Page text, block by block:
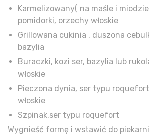
Karmelizowany( na maśle i miodzie
pomidorki, orzechy włoskie
Grillowana cukinia , duszona
bazylia
Buraczki, kozi ser, bazylia lub
włoskie
Pieczona dynia, ser typu
włoskie
Szpinak,ser typu roquefort
Wygnieść formę i wstawić do